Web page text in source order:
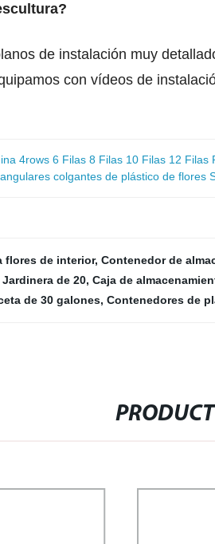
de instalación muy
con vídeos de
4rows 6 Filas 8 Filas 10 Filas 12
colgantes de plástico de
flores de interior, Contenedor de
Jardinera de 20, Caja de
de 30 galones, Contenedores de